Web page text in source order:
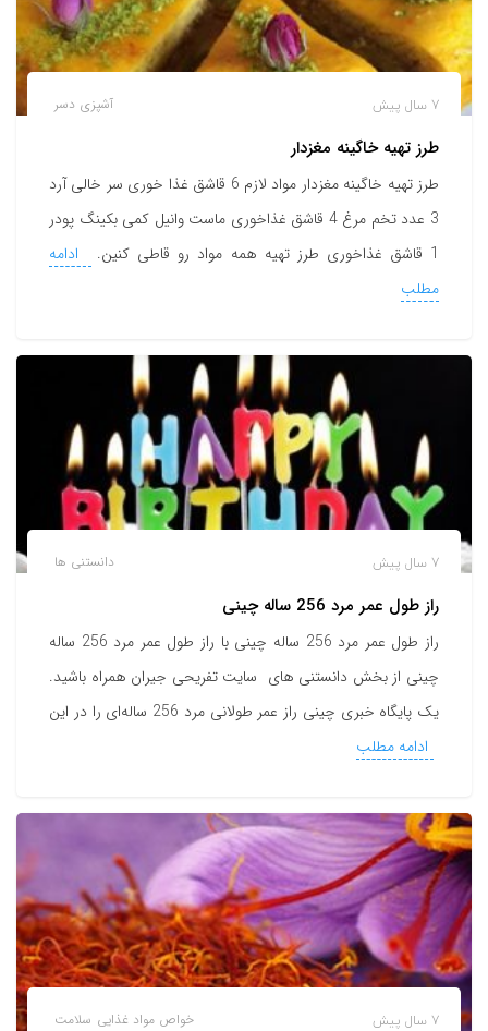
آشپزی دسر 7 سال پیش
طرز تهیه خاگینه مغزدار
طرز تهیه خاگینه مغزدار مواد لازم 6 قاشق غذا خوری سر خالی آرد
3 عدد تخم مرغ 4 قاشق غذاخوری ماست وانیل کمی بکینگ پودر
1 قاشق غذاخوری طرز تهیه همه مواد رو قاطی کنین.
ادامه
مطلب
دانستنی ها 7 سال پیش
راز طول عمر مرد 256 ساله چينی
راز طول عمر مرد 256 ساله چينی با راز طول عمر مرد 256 ساله
چینی از بخش دانستنی های سایت تفریحی جیران همراه باشید.
یک پایگاه خبری چینی راز عمر طولانی مرد 256 ساله‌ای را در این
ادامه مطلب
خواص مواد غذایی سلامت 7 سال پیش